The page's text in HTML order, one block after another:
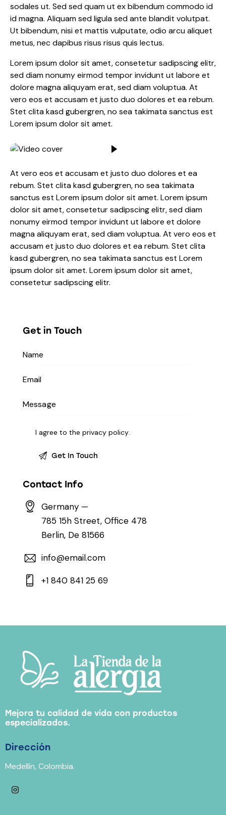
sodales ut. Sed sed quam ut ex bibendum commodo id
id magna. Aliquam sed ligula sed ante blandit volutpat.
Ut bibendum, nisi et mattis vulputate, odio arcu aliquet
metus, nec dapibus risus risus quis lectus.
Lorem ipsum dolor sit amet, consetetur sadipscing elitr,
sed diam nonumy eirmod tempor invidunt ut labore et
dolore magna aliquyam erat, sed diam voluptua. At
vero eos et accusam et justo duo dolores et ea rebum.
Stet clita kasd gubergren, no sea takimata sanctus est
Lorem ipsum dolor sit amet.
At vero eos et accusam et justo duo dolores et ea
rebum. Stet clita kasd gubergren, no sea takimata
sanctus est Lorem ipsum dolor sit amet. Lorem ipsum
dolor sit amet, consetetur sadipscing elitr, sed diam
nonumy eirmod tempor invidunt ut labore et dolore
magna aliquyam erat, sed diam voluptua. At vero eos et
accusam et justo duo dolores et ea rebum. Stet clita
kasd gubergren, no sea takimata sanctus est Lorem
ipsum dolor sit amet. Lorem ipsum dolor sit amet,
consetetur sadipscing elitr.
Get in Touch
I agree to theprivacy policy.
Contact Info
Germany —
785 15h Street, Office 478
Berlin, De 81566
info@email.com
+1 840 841 25 69
Mejora tu calidad de vida con productos
especializados.
Dirección
Medellín, Colombia.